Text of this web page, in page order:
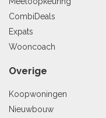
CombiDeals
Expats
Wooncoach
Overige
Koopwoningen
Nieuwbouw